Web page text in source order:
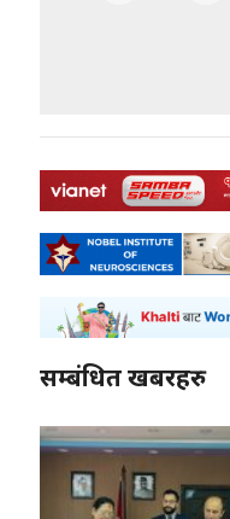
सम्बंधित खबरहरु